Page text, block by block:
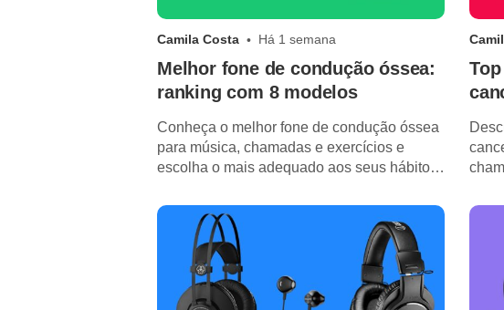
Camila Costa Há 1 semana
Melhor fone de condução óssea:
ranking com 8 modelos
Conheça o melhor fone de condução óssea
para música, chamadas e exercícios e
escolha o mais adequado aos seus hábitos